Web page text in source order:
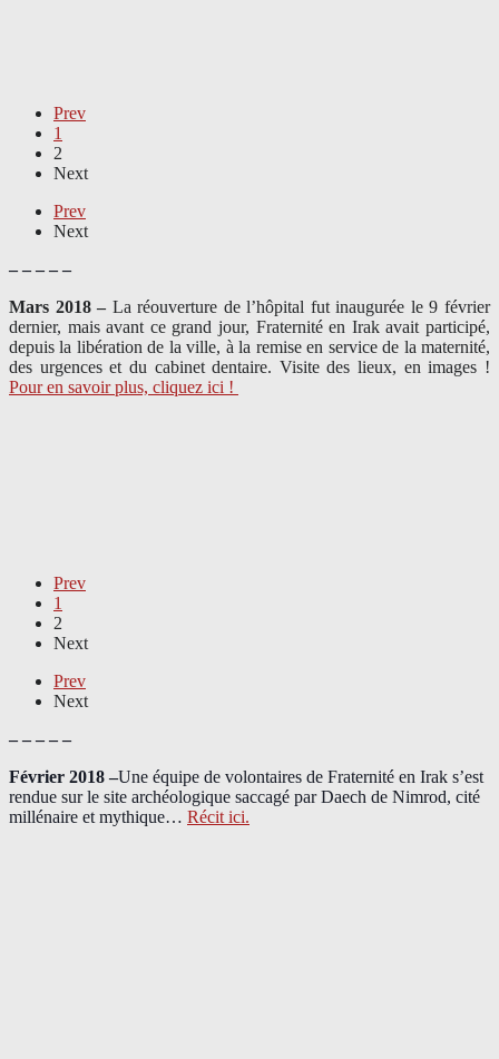
Prev
1
2
Next
Prev
Next
– – – – –
Mars 2018 – La réouverture de l’hôpital fut inaugurée le 9 février
dernier, mais avant ce grand jour, Fraternité en Irak avait participé,
depuis la libération de la ville, à la remise en service de la maternité,
des urgences et du cabinet dentaire. Visite des lieux, en images !
Pour en savoir plus, cliquez ici !
Prev
1
2
Next
Prev
Next
– – – – –
Février 2018 –Une équipe de volontaires de Fraternité en Irak s’est
rendue sur le site archéologique saccagé par Daech de Nimrod, cité
millénaire et mythique… Récit ici.